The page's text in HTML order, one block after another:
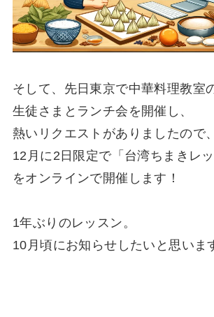
そして、先日東京で中華料理教室
生徒さまとランチ会を開催し、
熱いリクエストがありましたので、
12月に2日限定で「台湾ちまきレッ
をオンラインで開催します！
1年ぶりのレッスン。
10月頃にお知らせしたいと思いま